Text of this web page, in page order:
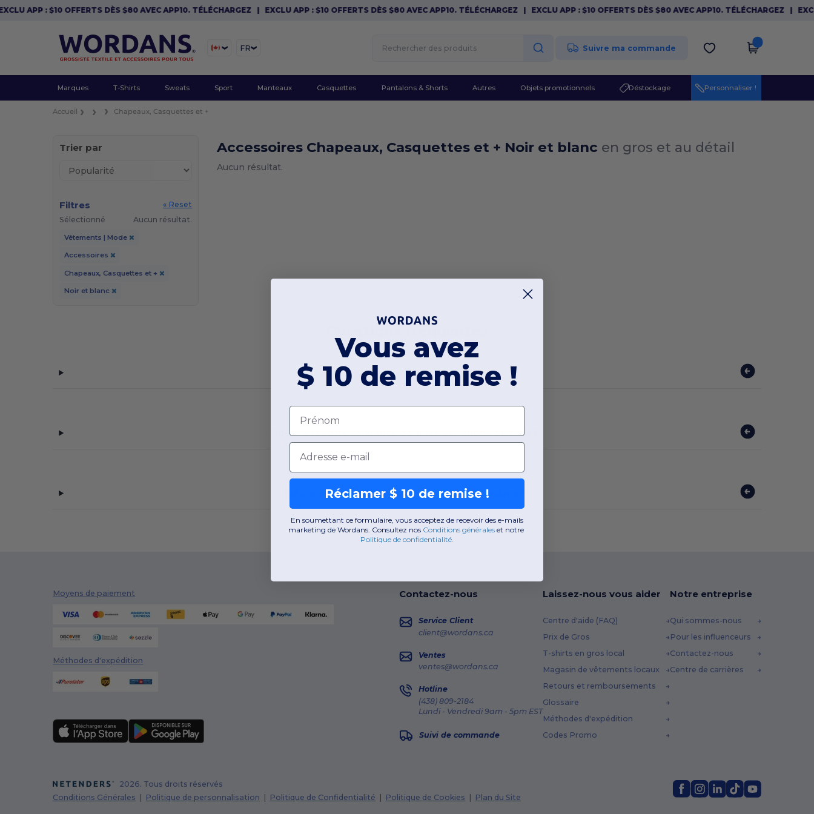
APP : $10 OFFERTS DÈS $80 AVEC APP10. TÉLÉCHARGEZ|EXCLU APP : $10 OFFERTS DÈS $80 AVEC APP10. TÉLÉCHARGEZ|EXCLU APP : $10 OFFERTS DÈS $80 AVEC APP10. TÉLÉCHARGEZ|
FR Suivre ma commande
Marques T-Shirts Sweats Sport Manteaux Casquettes Pantalons & Shorts Autres Objets promotionnels Déstockage Personnaliser !
Accueil Chapeaux, Casquettes et +
Trier par
Filtres
« Reset
Sélectionné
Aucun résultat.
Vêtements | Mode
Accessoires
Chapeaux, Casquettes et +
Noir et blanc
Accessoires Chapeaux, Casquettes et + Noir et blanc en gros et au détail
Aucun résultat.
Quand recevrai-je ma commande ?
Quelle est votre tolérance pour les variations de taille?
Puis-je aller chercher ma commande moi-même?
Moyens de paiement
Méthodes d'expédition
Contactez-nous
Service Client
client@wordans.ca
Ventes
ventes@wordans.ca
Hotline
(438) 809-2184
Lundi - Vendredi 9am - 5pm EST
Suivi de commande
Laissez-nous vous aider
Centre d'aide (FAQ)
Prix de Gros
T-shirts en gros local
Magasin de vêtements locaux
Retours et remboursements
Glossaire
Méthodes d'expédition
Codes Promo
Notre entreprise
Qui sommes-nous
Pour les influenceurs
Contactez-nous
Centre de carrières
2026. Tous droits réservés
Conditions Générales | Politique de personnalisation | Politique de Confidentialité | Politique de Cookies | Plan du Site
Vous avez
$ 10 de remise !
Prénom
Email
Réclamer $ 10 de remise !
En soumettant ce formulaire, vous acceptez de recevoir des e-mails
marketing de Wordans. Consultez nos Conditions générales et notre
Politique de confidentialité